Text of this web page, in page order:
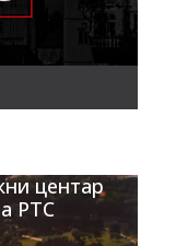
центар
РТС